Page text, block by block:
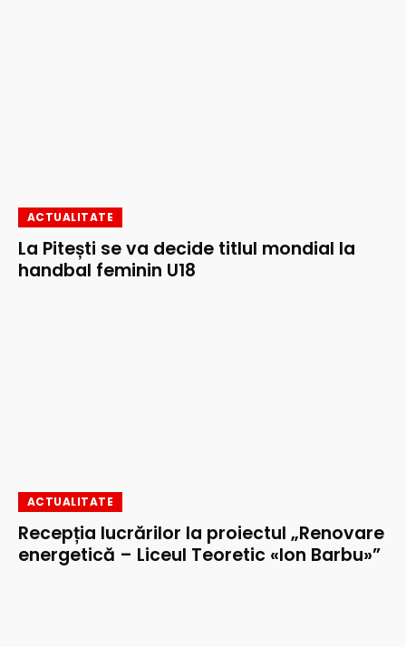
ACTUALITATE
La Pitești se va decide titlul mondial la
handbal feminin U18
ACTUALITATE
Recepția lucrărilor la proiectul „Renovare
energetică – Liceul Teoretic «Ion Barbu»”